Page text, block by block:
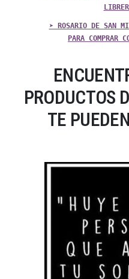
➤ ROSARIO DE SAN
PARA COMPRAR
PRODUCTOS
TE